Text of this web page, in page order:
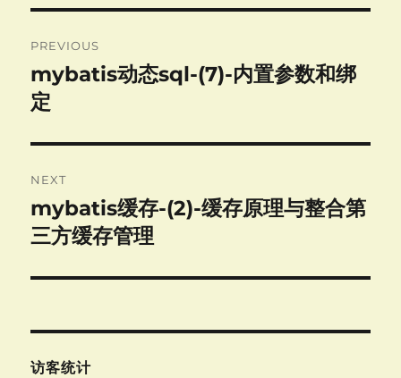
navigation
PREVIOUS
Previous
post:
mybatis动态sql-(7)-内置参数和绑
定
NEXT
Next
post:
mybatis缓存-(2)-缓存原理与整合第
三方缓存管理
访客统计